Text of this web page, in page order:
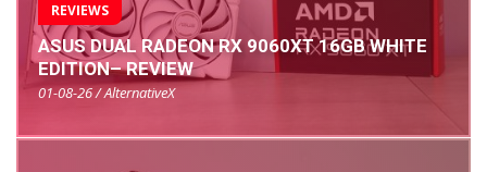
REVIEWS
ASUS DUAL RADEON RX 9060XT 16GB WHITE
EDITION– REVIEW
01-08-26 / AlternativeX